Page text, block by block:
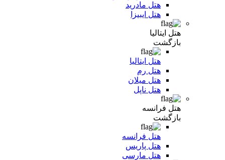
هتل مادرید
هتل ایبیزا
هتل ایتالیا
بازگشت
هتل ایتالیا
هتل رم
هتل میلان
هتل ناپل
هتل فرانسه
بازگشت
هتل فرانسه
هتل پاریس
هتل مارسی